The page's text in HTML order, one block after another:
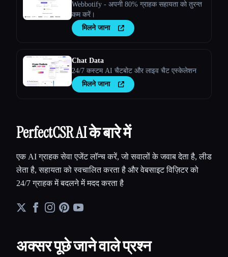
Webbotify - अपनी 80% ग्राहक सहायता को तुरन्त
कम करें।
मिलने जाना
Chat Data
24/7 कस्टम AI चैटबोट और लाइव चैट एस्केलेशन
मिलने जाना
PerfectCSR AI के बारे में
एक AI ग्राहक सेवा एजेंट लॉन्च करें, जो सवालों के जवाब देता है, लीड
लेता है, सहायता को स्वचालित करता है और वेबसाइट विज़िटर को
24/7 ग्राहक में बदलने में मदद करता है
अक्सर पूछे जाने वाले प्रश्न